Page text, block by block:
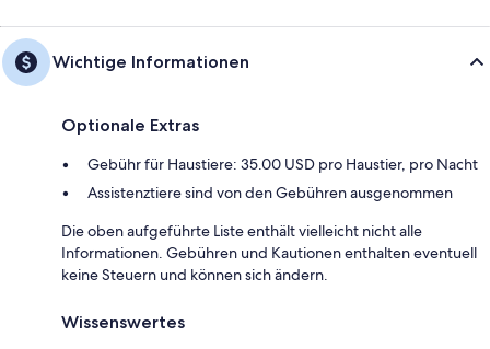
Wichtige Informationen
Optionale Extras
Gebühr für Haustiere: 35.00 USD pro Haustier, pro Nacht
Assistenztiere sind von den Gebühren ausgenommen
Die oben aufgeführte Liste enthält vielleicht nicht alle
Informationen. Gebühren und Kautionen enthalten eventuell
keine Steuern und können sich ändern.
Wissenswertes